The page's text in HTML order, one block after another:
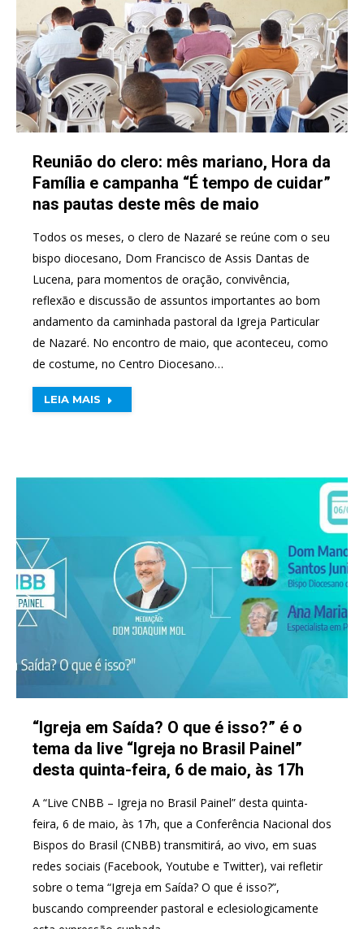
Reunião do clero: mês mariano, Hora da
Família e campanha “É tempo de cuidar”
nas pautas deste mês de maio
Todos os meses, o clero de Nazaré se reúne com o seu
bispo diocesano, Dom Francisco de Assis Dantas de
Lucena, para momentos de oração, convivência,
reflexão e discussão de assuntos importantes ao bom
andamento da caminhada pastoral da Igreja Particular
de Nazaré. No encontro de maio, que aconteceu, como
de costume, no Centro Diocesano…
LEIA MAIS
“Igreja em Saída? O que é isso?” é o
tema da live “Igreja no Brasil Painel”
desta quinta-feira, 6 de maio, às 17h
A “Live CNBB – Igreja no Brasil Painel” desta quinta-
feira, 6 de maio, às 17h, que a Conferência Nacional dos
Bispos do Brasil (CNBB) transmitirá, ao vivo, em suas
redes sociais (Facebook, Youtube e Twitter), vai refletir
sobre o tema “Igreja em Saída? O que é isso?”,
buscando compreender pastoral e eclesiologicamente